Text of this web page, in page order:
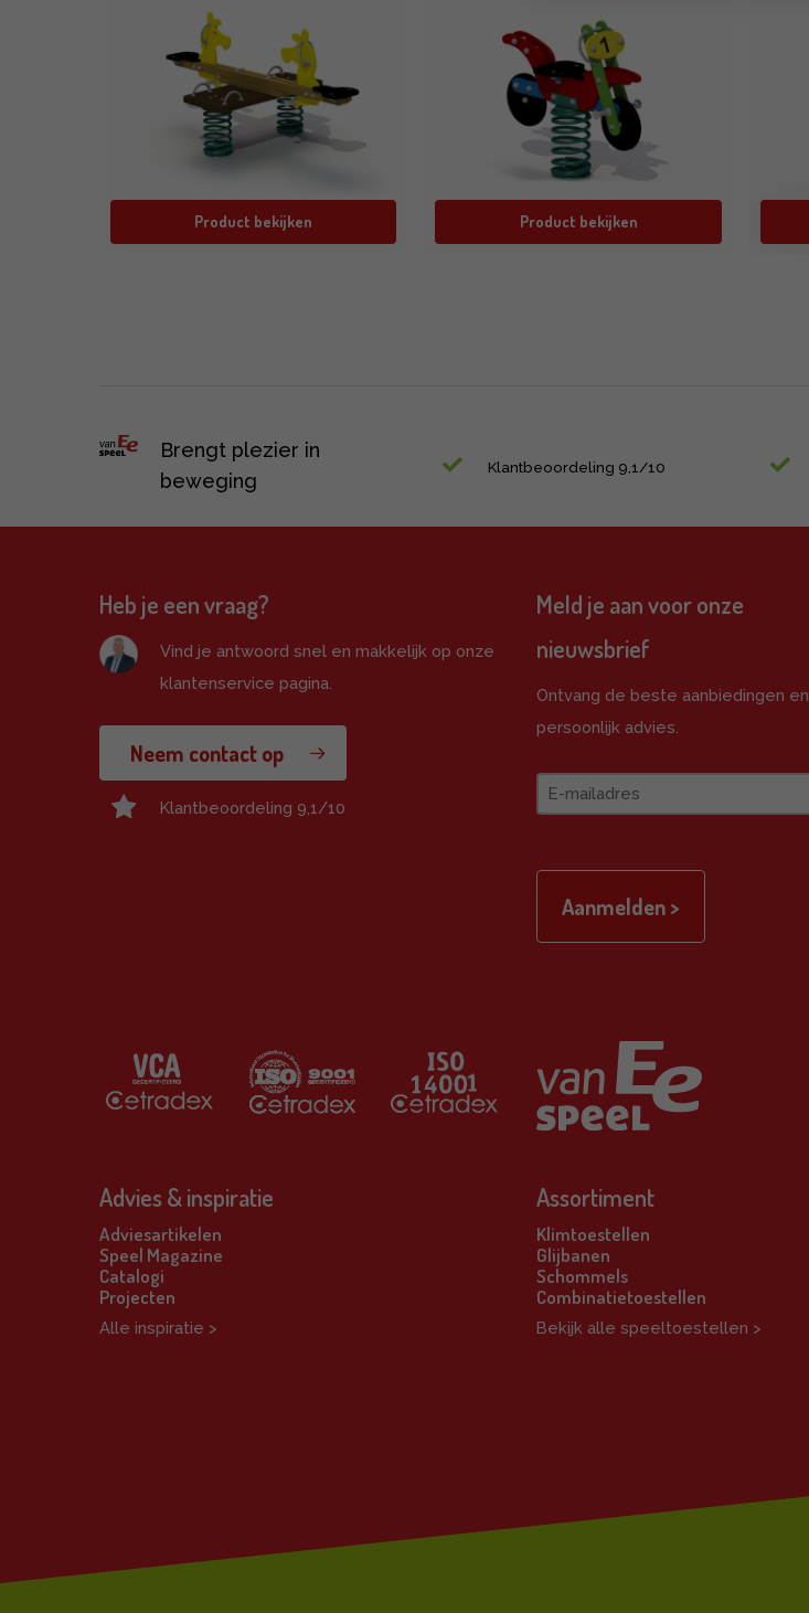
Product bekijken Product bekijken
Brengt plezier in
beweging
Klantbeoordeling 9,1/10
Heb je een vraag?
Vind je antwoord snel en makkelijk op onze
klantenservice pagina.
Neem contact op
Klantbeoordeling 9,1/10
Meld je aan voor onze
nieuwsbrief
Ontvang de beste aanbiedingen en
persoonlijk advies.
E-
mailadres
Advies & inspiratie
Adviesartikelen
Speel Magazine
Catalogi
Projecten
Alle inspiratie >
Assortiment
Klimtoestellen
Glijbanen
Schommels
Combinatietoestellen
Bekijk alle speeltoestellen >